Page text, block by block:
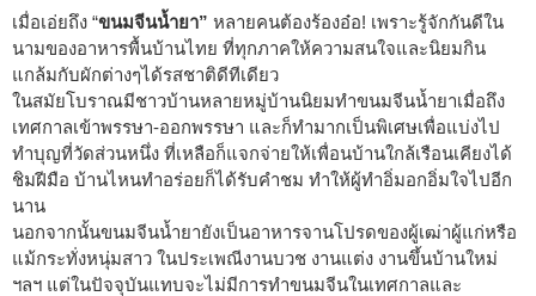
เมื่อเอ่ยถึง “ขนมจีนน้ำยา” หลายคนต้องร้องอ๋อ! เพราะรู้จักกันดีใน
นามของอาหารพื้นบ้านไทย ที่ทุกภาคให้ความสนใจและนิยมกิน
แกล้มกับผักต่างๆได้รสชาติดีทีเดียว
ในสมัยโบราณมีชาวบ้านหลายหมู่บ้านนิยมทำขนมจีนน้ำยาเมื่อถึง
เทศกาลเข้าพรรษา-ออกพรรษา และก็ทำมากเป็นพิเศษเพื่อแบ่งไป
ทำบุญที่วัดส่วนหนึ่ง ที่เหลือก็แจกจ่ายให้เพื่อนบ้านใกล้เรือนเคียงได้
ชิมฝีมือ บ้านไหนทำอร่อยก็ได้รับคำชม ทำให้ผู้ทำอิ่มอกอิ่มใจไปอีก
นาน
นอกจากนั้นขนมจีนน้ำยายังเป็นอาหารจานโปรดของผู้เฒ่าผู้แก่หรือ
แม้กระทั่งหนุ่มสาว ในประเพณีงานบวช งานแต่ง งานขึ้นบ้านใหม่
ฯลฯ แต่ในปัจจุบันแทบจะไม่มีการทำขนมจีนในเทศกาลและ